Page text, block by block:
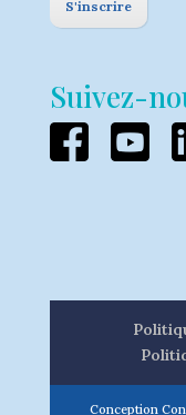
S'inscrire
Suivez-
Conception